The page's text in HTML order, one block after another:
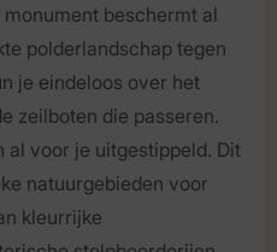
beschermt al
polderlandschap tegen
je eindeloos over het
zeilboten die passeren.
al voor je uitgestippeld. Dit
natuurgebieden voor
kleurrijke